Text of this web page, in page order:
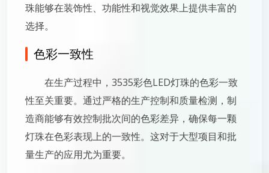
珠能够在装饰性、功能性和视觉效果上提供丰富的
选择。
色彩一致性
在生产过程中，3535彩色LED灯珠的色彩一致
性至关重要。通过严格的生产控制和质量检测，制
造商能够有效控制批次间的色彩差异，确保每一颗
灯珠在色彩表现上的一致性。这对于大型项目和批
量生产的应用尤为重要。